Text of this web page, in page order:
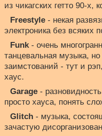
из чикагских гетто 90-х,
Freestyle - некая
электроника без всяких
Funk- очень
танцевальная музыка,
заимстований - тут и
хаус.
Garage -
просто хауса, понять
Glitch - музыка,
зачастую